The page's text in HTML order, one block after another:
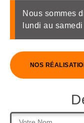
Nous sommes
lundi au samedi
NOS